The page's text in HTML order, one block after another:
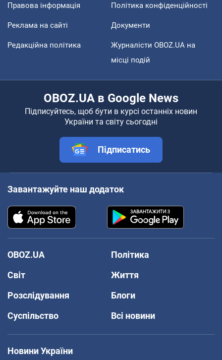
Правова інформація Політика конфіденційності
Реклама на сайті Документи
Редакційна політика
Журналісти OBOZ.UA на
місці подій
OBOZ.UA в Google News
Підписуйтесь, щоб бути в курсі останніх новин
України та світу сьогодні
Підписатись
Завантажуйте наш додаток
OBOZ.UA
Політика
Світ
Життя
Розслідування
Блоги
Суспільство
Всі новини
Новини України